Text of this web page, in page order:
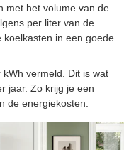
met het volume van de
per liter van de
in een goede
vermeld. Dit is wat
jaar. Zo krijg je een
de energiekosten.